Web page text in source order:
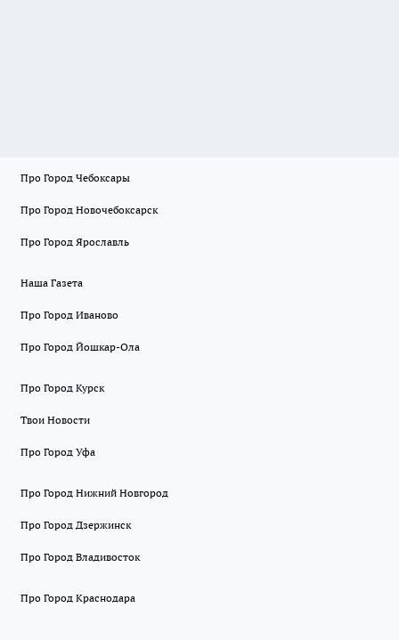
Про Город Чебоксары
Про Город Новочебоксарск
Про Город Ярославль
Наша Газета
Про Город Иваново
Про Город Йошкар-Ола
Про Город Курск
Твои Новости
Про Город Уфа
Про Город Нижний Новгород
Про Город Дзержинск
Про Город Владивосток
Про Город Краснодара